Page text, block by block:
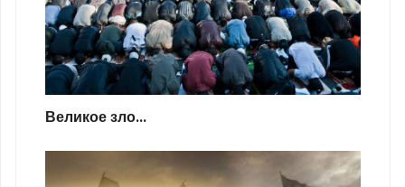
Великое зло...